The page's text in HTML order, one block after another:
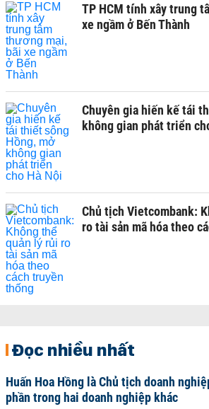
TP HCM tính xây trung
xe ngầm ở Bến Thành
Chuyên gia hiến kế tái
không gian phát triển
Chủ tịch Vietcombank:
ro tài sản mã hóa theo
Đọc nhiều nhất
Huấn Hoa Hồng là Chủ tịch doanh
phần trong hai doanh nghiệp khác